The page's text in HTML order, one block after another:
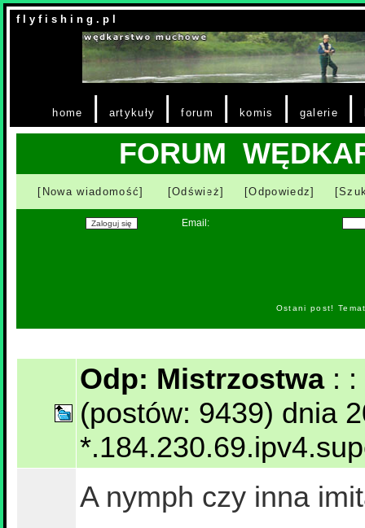
f l y f i s h i n g . p l
home | artykuły |forum | komis | galerie |
FORUM
[Nowa wiadomość] [Odśwież] [Odpowiedz]
Email:
Ostani post!
Odp: Mistrzostwa :
(postów: 9439) dnia
A nymph czy inna